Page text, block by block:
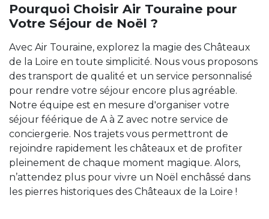
Pourquoi Choisir Air Touraine pour
Votre Séjour de Noël ?
Avec Air Touraine, explorez la magie des Châteaux
de la Loire en toute simplicité. Nous vous proposons
des transport de qualité et un service personnalisé
pour rendre votre séjour encore plus agréable.
Notre équipe est en mesure d'organiser votre
séjour féérique de A à Z avec notre service de
conciergerie. Nos trajets vous permettront de
rejoindre rapidement les châteaux et de profiter
pleinement de chaque moment magique. Alors,
n’attendez plus pour vivre un Noël enchâssé dans
les pierres historiques des Châteaux de la Loire !